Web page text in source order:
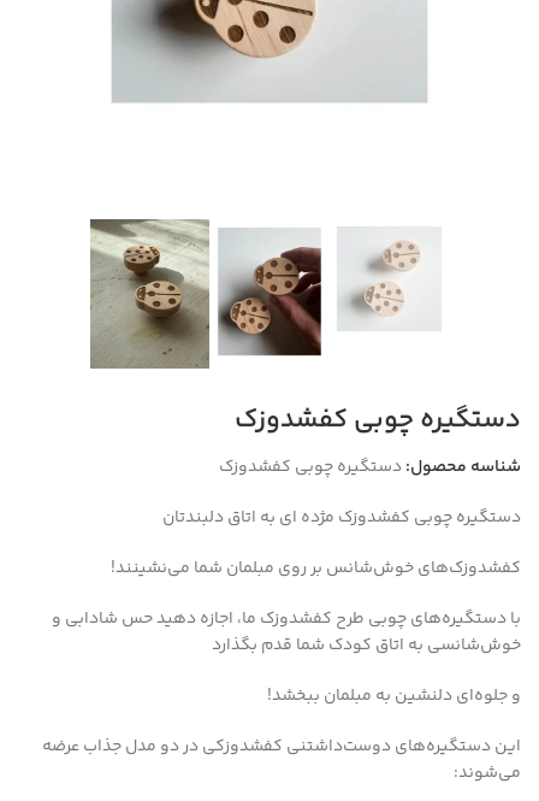
دستگیره چوبی کفشدوزک
شناسه محصول:دستگیره چوبی کفشدوزک
دستگیره چوبی کفشدوزک مژده ای به اتاق دلبندتان
کفشدوزک‌های خوش‌شانس بر روی مبلمان شما می‌نشینند!
با دستگیره‌های چوبی طرح کفشدوزک ما، اجازه دهید حس شادابی و
خوش‌شانسی به اتاق کودک شما قدم بگذارد
و جلوه‌ای دلنشین به مبلمان ببخشد!
این دستگیره‌های دوست‌داشتنی کفشدوزکی در دو مدل جذاب عرضه
می‌شوند: